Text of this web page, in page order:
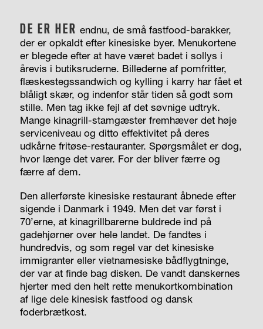
DE ER HER endnu, de små fastfood-barakker,
der er opkaldt efter kinesiske byer. Menukortene
er blegede efter at have været badet i sollys i
årevis i butiksruderne. Billederne af pomfritter,
flæskestegssandwich og kylling i karry har fået et
blåligt skær, og indenfor står tiden så godt som
stille. Men tag ikke fejl af det søvnige udtryk.
Mange kinagrill-stamgæster fremhæver det høje
serviceniveau og ditto effektivitet på deres
udkårne fritøse-restauranter. Spørgsmålet er dog,
hvor længe det varer. For der bliver færre og
færre af dem.
Den allerførste kinesiske restaurant åbnede efter
sigende i Danmark i 1949. Men det var først i
70’erne, at kinagrillbarerne buldrede ind på
gadehjørner over hele landet. De fandtes i
hundredvis, og som regel var det kinesiske
immigranter eller vietnamesiske bådflygtninge,
der var at finde bag disken. De vandt danskernes
hjerter med den helt rette menukortkombination
af lige dele kinesisk fastfood og dansk
foderbrætkost.